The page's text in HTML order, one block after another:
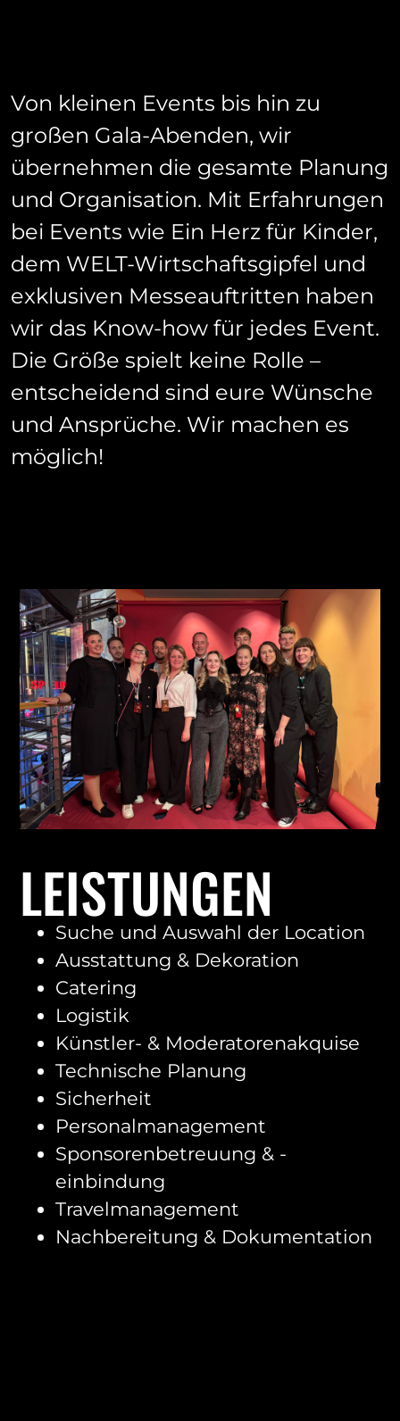
Von kleinen Events bis hin zu
großen Gala-Abenden, wir
übernehmen die gesamte Planung
und Organisation. Mit Erfahrungen
bei Events wie Ein Herz für Kinder,
dem WELT-Wirtschaftsgipfel und
exklusiven Messeauftritten haben
wir das Know-how für jedes Event.
Die Größe spielt keine Rolle –
entscheidend sind eure Wünsche
und Ansprüche. Wir machen es
möglich!
LEISTUNGEN
Suche und Auswahl der Location
Ausstattung & Dekoration
Catering
Logistik
Künstler- & Moderatorenakquise
Technische Planung
Sicherheit
Personalmanagement
Sponsorenbetreuung & -
einbindung
Travelmanagement
Nachbereitung & Dokumentation